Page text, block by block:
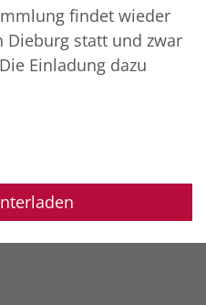
findet wieder
Dieburg statt und zwar
Einladung dazu